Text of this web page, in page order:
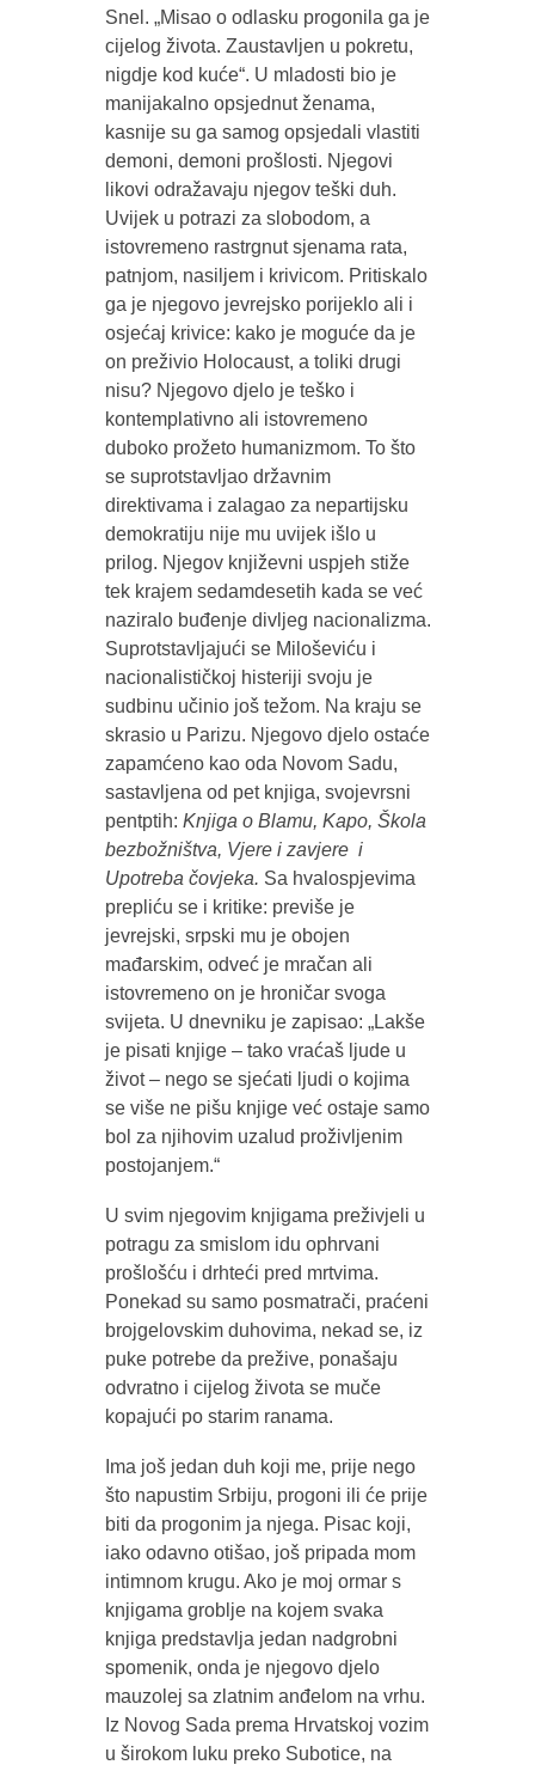
Snel. „Misao o odlasku progonila ga je
cijelog života. Zaustavljen u pokretu,
nigdje kod kuće“. U mladosti bio je
manijakalno opsjednut ženama,
kasnije su ga samog opsjedali vlastiti
demoni, demoni prošlosti. Njegovi
likovi odražavaju njegov teški duh.
Uvijek u potrazi za slobodom, a
istovremeno rastrgnut sjenama rata,
patnjom, nasiljem i krivicom. Pritiskalo
ga je njegovo jevrejsko porijeklo ali i
osjećaj krivice: kako je moguće da je
on preživio Holocaust, a toliki drugi
nisu? Njegovo djelo je teško i
kontemplativno ali istovremeno
duboko prožeto humanizmom. To što
se suprotstavljao državnim
direktivama i zalagao za nepartijsku
demokratiju nije mu uvijek išlo u
prilog. Njegov književni uspjeh stiže
tek krajem sedamdesetih kada se već
naziralo buđenje divljeg nacionalizma.
Suprotstavljajući se Miloševiću i
nacionalističkoj histeriji svoju je
sudbinu učinio još težom. Na kraju se
skrasio u Parizu. Njegovo djelo ostaće
zapamćeno kao oda Novom Sadu,
sastavljena od pet knjiga, svojevrsni
pentptih: Knjiga o Blamu, Kapo, Škola
bezbožništva, Vjere i zavjere i
Upotreba čovjeka. Sa hvalospjevima
prepliću se i kritike: previše je
jevrejski, srpski mu je obojen
mađarskim, odveć je mračan ali
istovremeno on je hroničar svoga
svijeta. U dnevniku je zapisao: „Lakše
je pisati knjige – tako vraćaš ljude u
život – nego se sjećati ljudi o kojima
se više ne pišu knjige već ostaje samo
bol za njihovim uzalud proživljenim
postojanjem.“
U svim njegovim knjigama preživjeli u
potragu za smislom idu ophrvani
prošlošću i drhteći pred mrtvima.
Ponekad su samo posmatrači, praćeni
brojgelovskim duhovima, nekad se, iz
puke potrebe da prežive, ponašaju
odvratno i cijelog života se muče
kopajući po starim ranama.
Ima još jedan duh koji me, prije nego
što napustim Srbiju, progoni ili će prije
biti da progonim ja njega. Pisac koji,
iako odavno otišao, još pripada mom
intimnom krugu. Ako je moj ormar s
knjigama groblje na kojem svaka
knjiga predstavlja jedan nadgrobni
spomenik, onda je njegovo djelo
mauzolej sa zlatnim anđelom na vrhu.
Iz Novog Sada prema Hrvatskoj vozim
u širokom luku preko Subotice, na